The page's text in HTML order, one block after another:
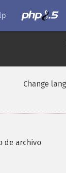
Change
de archivo